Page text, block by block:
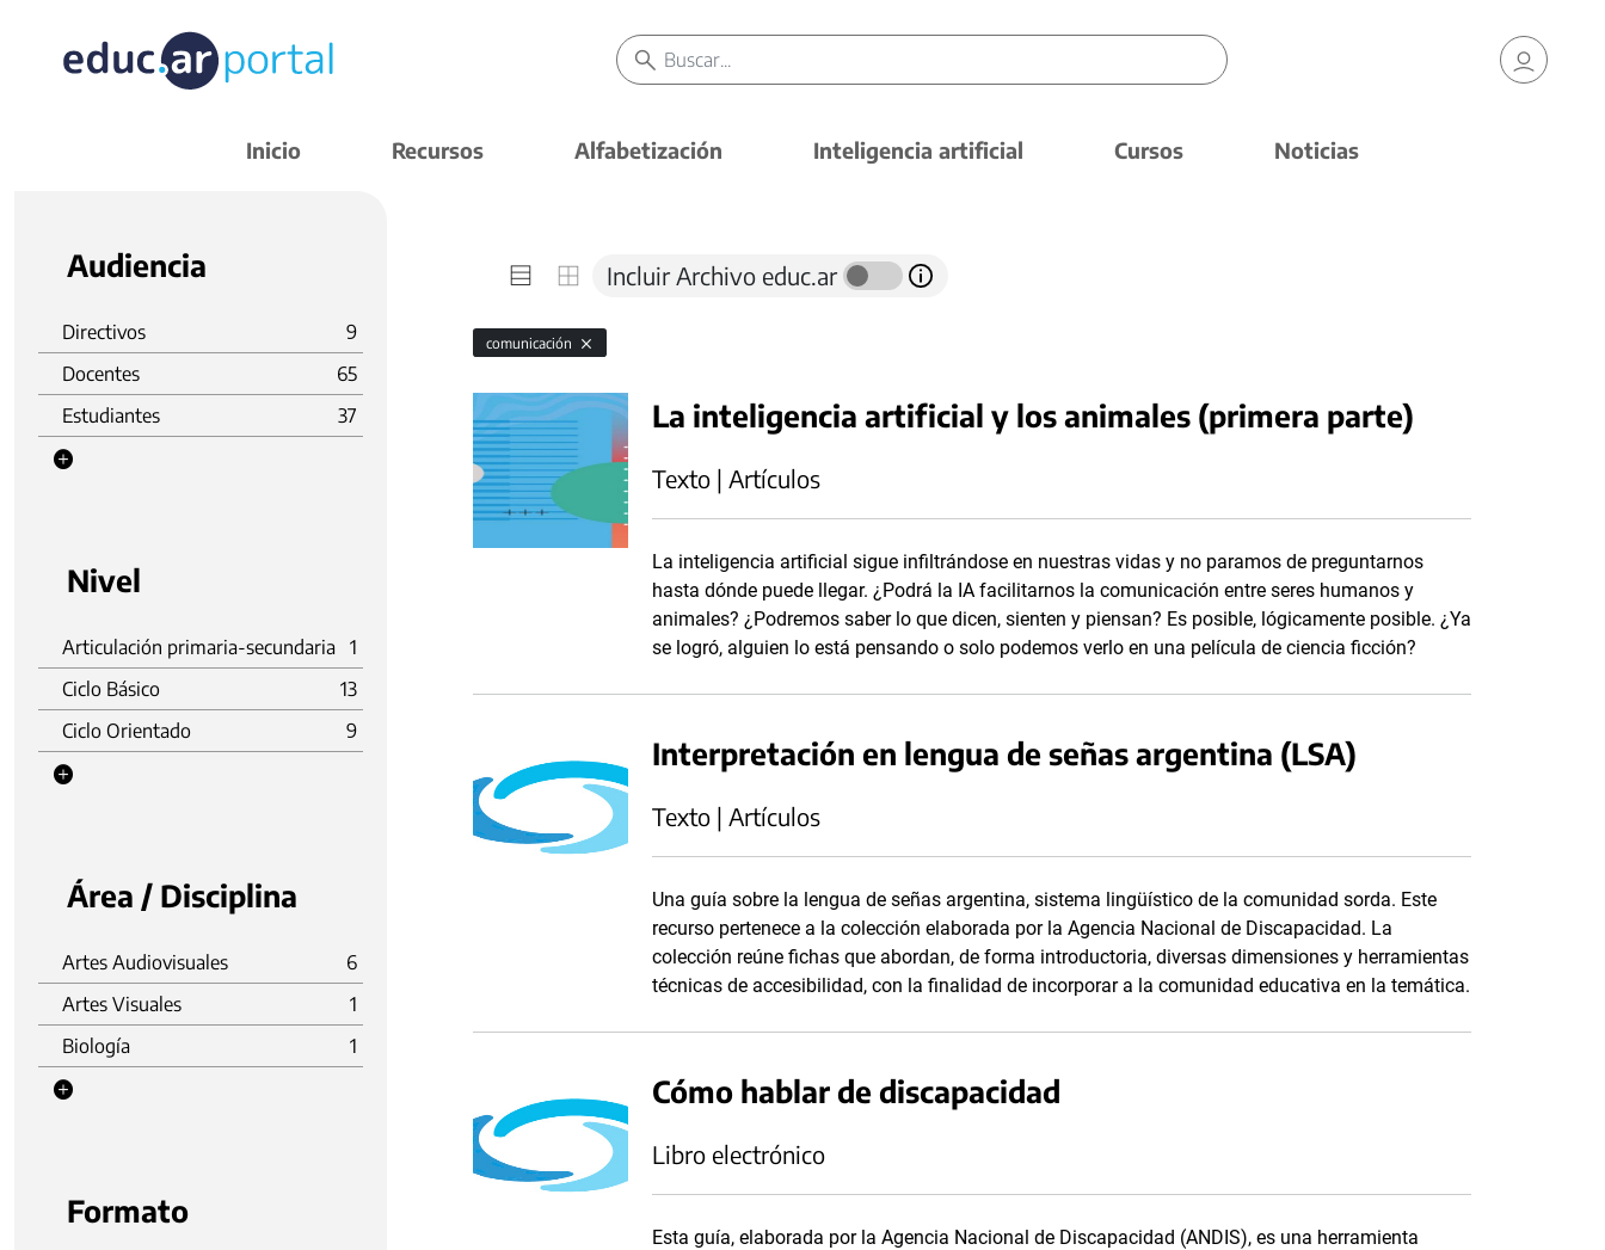
Inicio Recursos Alfabetización Inteligencia artificial Cursos Noticias
Audiencia
Directivos
9
Docentes
65
Estudiantes
37
Nivel
Articulación primaria-secundaria 1
Ciclo Básico
13
Ciclo Orientado
9
Área / Disciplina
Artes Audiovisuales
6
Artes Visuales
1
Biología
1
Formato
Incluir Archivo educ.ar
comunicación
La inteligencia artificial y los animales (primera parte)
Texto | Artículos
La inteligencia artificial sigue infiltrándose en nuestras vidas y no paramos de preguntarnos
hasta dónde puede llegar. ¿Podrá la IA facilitarnos la comunicación entre seres humanos y
animales? ¿Podremos saber lo que dicen, sienten y piensan? Es posible, lógicamente posible. ¿Ya
se logró, alguien lo está pensando o solo podemos verlo en una película de ciencia ficción?
Interpretación en lengua de señas argentina (LSA)
Texto | Artículos
Una guía sobre la lengua de señas argentina, sistema lingüístico de la comunidad sorda. Este
recurso pertenece a la colección elaborada por la Agencia Nacional de Discapacidad. La
colección reúne fichas que abordan, de forma introductoria, diversas dimensiones y herramientas
técnicas de accesibilidad, con la finalidad de incorporar a la comunidad educativa en la temática.
Cómo hablar de discapacidad
Libro electrónico
Esta guía, elaborada por la Agencia Nacional de Discapacidad (ANDIS), es una herramienta